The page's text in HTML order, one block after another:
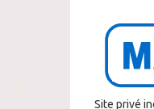
Site privé